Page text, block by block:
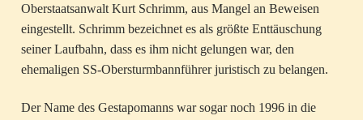
Oberstaatsanwalt Kurt Schrimm, aus Mangel an Beweisen
eingestellt. Schrimm bezeichnet es als größte Enttäuschung
seiner Laufbahn, dass es ihm nicht gelungen war, den
ehemaligen SS-Obersturmbannführer juristisch zu belangen.
Der Name des Gestapomanns war sogar noch 1996 in die